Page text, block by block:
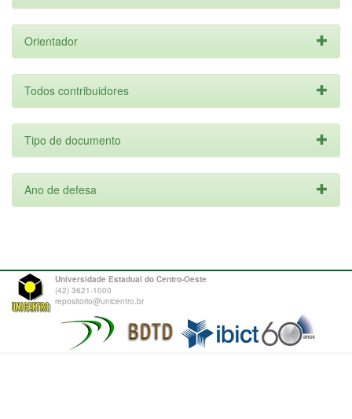
Orientador
Todos contribuidores
Tipo de documento
Ano de defesa
Universidade Estadual do Centro-Oeste
(42) 3621-1000
repositorio@unicentro.br